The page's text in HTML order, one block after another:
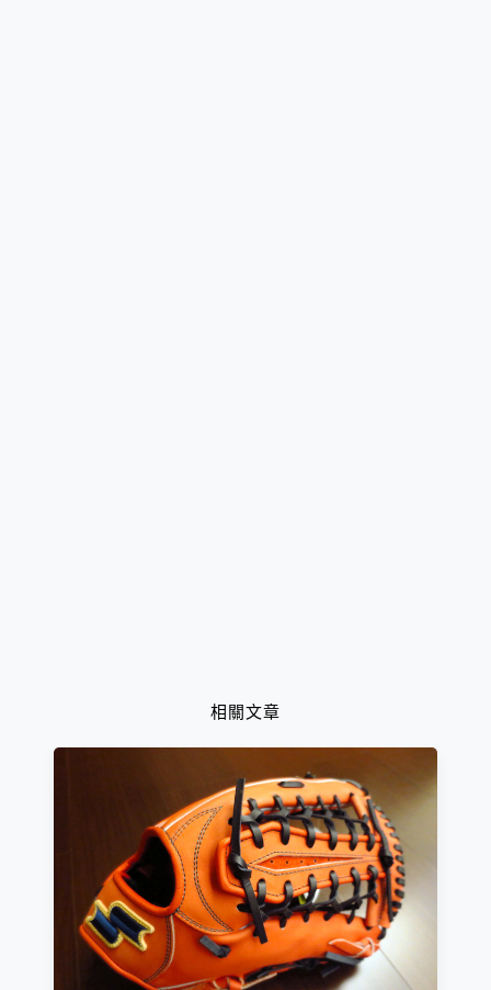
相關文章